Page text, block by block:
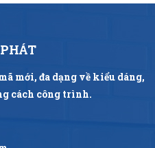
mới, đa dạng về kiểu dáng,
cách công trình.